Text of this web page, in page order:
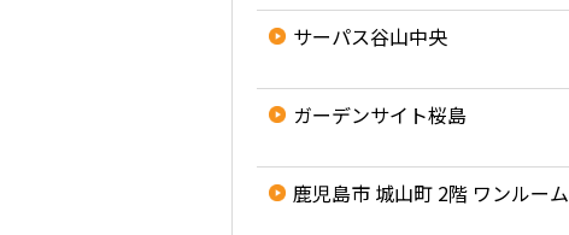
サーパス谷山中央
ガーデンサイト桜島
鹿児島市 城山町 2階 ワンルーム